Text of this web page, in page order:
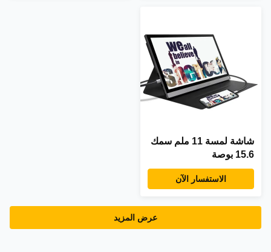
شاشة لمسة 11 ملم سمك
15.6 بوصة
الاستفسار الآن
عرض المزيد